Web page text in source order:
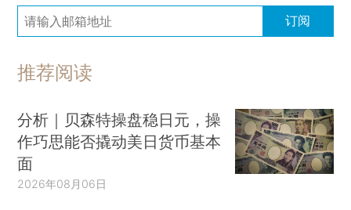
订阅
推荐阅读
分析｜贝森特操盘稳日元，操
作巧思能否撬动美日货币基本
面
2026年08月06日